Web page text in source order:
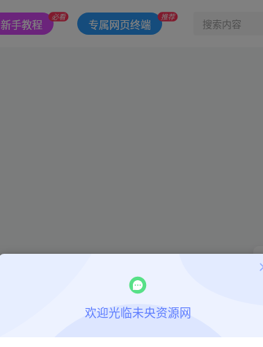
新手教程
必看
专属网页终端
推荐
欢迎光临未央资源网